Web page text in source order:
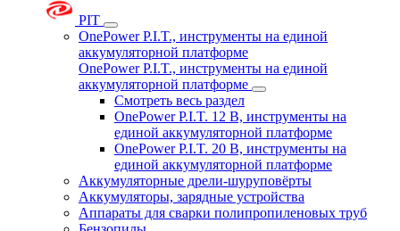
PIT
OnePower P.I.T., инструменты на единой
аккумуляторной платформе
OnePower P.I.T., инструменты на единой
аккумуляторной платформе
Смотреть весь раздел
OnePower P.I.T. 12 В, инструменты на
единой аккумуляторной платформе
OnePower P.I.T. 20 В, инструменты на
единой аккумуляторной платформе
Аккумуляторные дрели-шуруповёрты
Аккумуляторы, зарядные устройства
Аппараты для сварки полипропиленовых труб